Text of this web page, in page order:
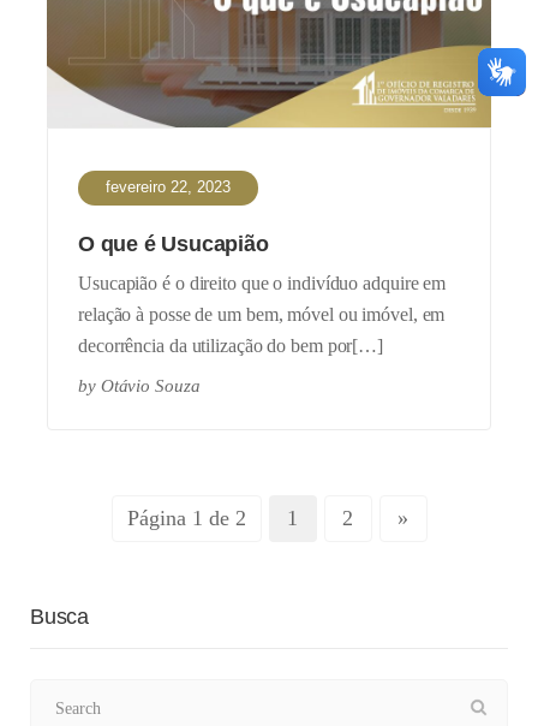
fevereiro 22, 2023
O que é Usucapião
Usucapião é o direito que o indivíduo adquire em
relação à posse de um bem, móvel ou imóvel, em
decorrência da utilização do bem por[…]
by Otávio Souza
Página 1 de 2 1 2 »
Busca